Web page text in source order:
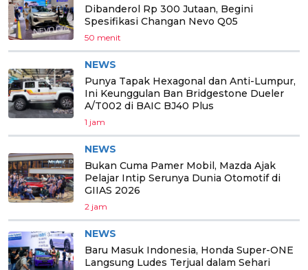
Dibanderol Rp 300 Jutaan, Begini
Spesifikasi Changan Nevo Q05
50 menit
NEWS
Punya Tapak Hexagonal dan Anti-Lumpur,
Ini Keunggulan Ban Bridgestone Dueler
A/T002 di BAIC BJ40 Plus
1 jam
NEWS
Bukan Cuma Pamer Mobil, Mazda Ajak
Pelajar Intip Serunya Dunia Otomotif di
GIIAS 2026
2 jam
NEWS
Baru Masuk Indonesia, Honda Super-ONE
Langsung Ludes Terjual dalam Sehari